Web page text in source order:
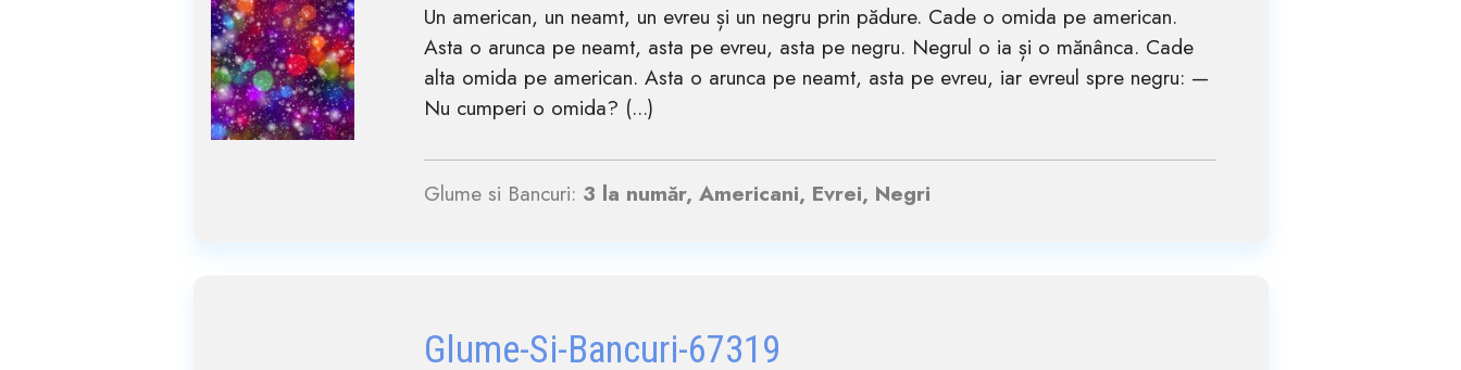
Un american, un neamt, un evreu și un negru prin pădure. Cade o omida pe american.
Asta o arunca pe neamt, asta pe evreu, asta pe negru. Negrul o ia și o mănânca. Cade
alta omida pe american. Asta o arunca pe neamt, asta pe evreu, iar evreul spre negru: —
Nu cumperi o omida? (...)
Glume si Bancuri: 3 la număr, Americani, Evrei, Negri
Glume-Si-Bancuri-67319